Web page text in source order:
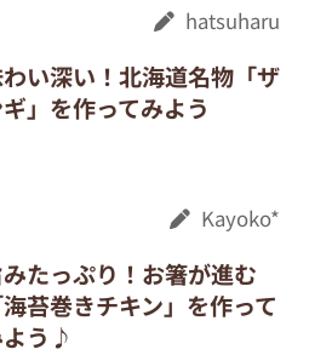
hatsuharu
い深い！北海道名物「ザ
」を作ってみよう
Kayoko*
たっぷり！お箸が進む
海苔巻きチキン」を作って
う♪